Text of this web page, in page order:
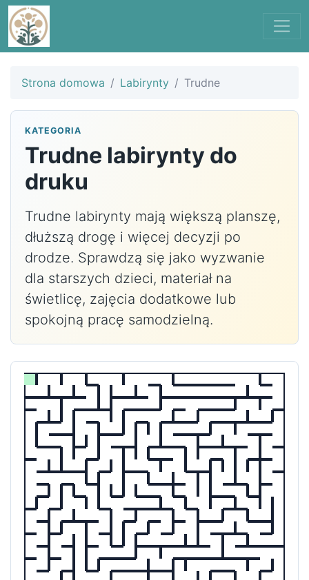
Strona domowa Labirynty Trudne
KATEGORIA
Trudne labirynty do
druku
Trudne labirynty mają większą planszę,
dłuższą drogę i więcej decyzji po
drodze. Sprawdzą się jako wyzwanie
dla starszych dzieci, materiał na
świetlicę, zajęcia dodatkowe lub
spokojną pracę samodzielną.